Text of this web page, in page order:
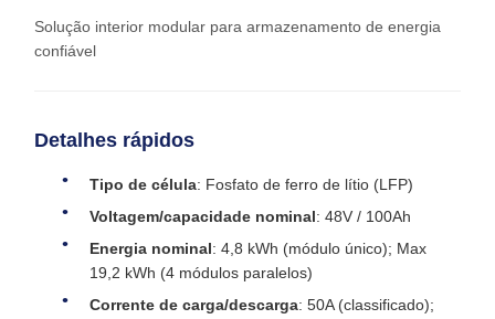
Solução interior modular para armazenamento de energia
confiável
Detalhes rápidos
Tipo de célula: Fosfato de ferro de lítio (LFP)
Voltagem/capacidade nominal: 48V / 100Ah
Energia nominal: 4,8 kWh (módulo único); Max
19,2 kWh (4 módulos paralelos)
Corrente de carga/descarga: 50A (classificado);